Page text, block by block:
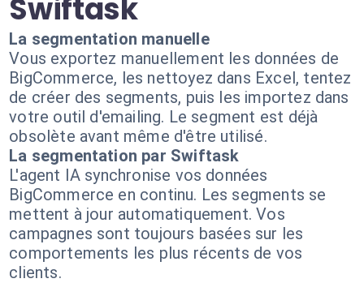
Swiftask
La segmentation manuelle
Vous exportez manuellement les données de
BigCommerce, les nettoyez dans Excel, tentez
de créer des segments, puis les importez dans
votre outil d'emailing. Le segment est déjà
obsolète avant même d'être utilisé.
La segmentation par Swiftask
L'agent IA synchronise vos données
BigCommerce en continu. Les segments se
mettent à jour automatiquement. Vos
campagnes sont toujours basées sur les
comportements les plus récents de vos
clients.